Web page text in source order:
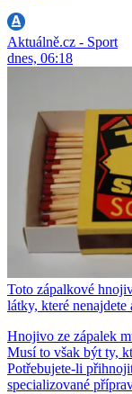
Aktuálně.cz - Sport
dnes, 06:18
Toto zápalkové
látky, které
Hnojivo ze zápalek
Musí to však být ty,
Potřebujete-li
specializované